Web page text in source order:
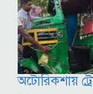
অটোরিকশায়